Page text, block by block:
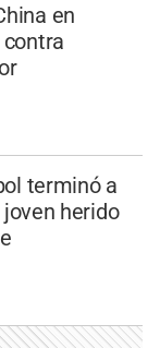
en
terminó a
herido